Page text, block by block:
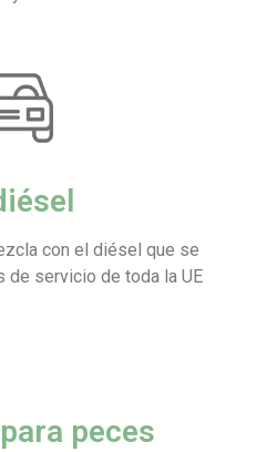
con el diésel que se
de servicio de toda la UE
peces